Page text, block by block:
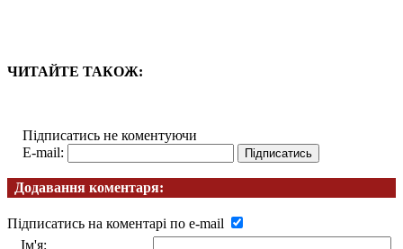
ЧИТАЙТЕ ТАКОЖ:
Підписатись не коментуючи
E-mail:
Додавання коментаря:
Підписатись на коментарі по e-mail
Ім'я: